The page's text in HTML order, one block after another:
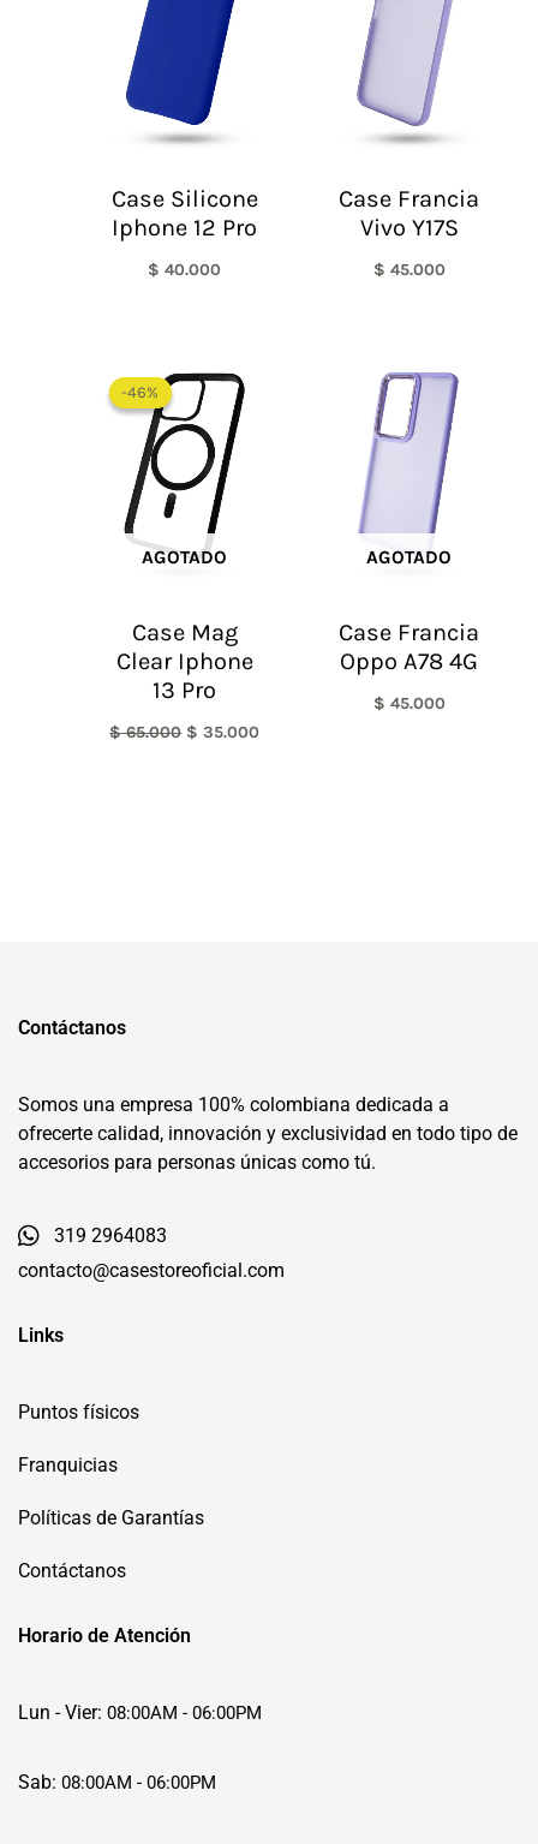
Case Silicone
Iphone 12 Pro
$ 40.000
Case Francia
Vivo Y17S
$ 45.000
-46%
AGOTADO
-46%
Case Mag
Clear Iphone
13 Pro
$65.000
precio
original
era:
$ 65.000.
$ 35.000
AGOTADO
Case Francia
Oppo A78 4G
$ 45.000
Contáctanos
Somos una empresa 100% colombiana dedicada a
ofrecerte calidad, innovación y exclusividad en todo tipo de
accesorios para personas únicas como tú.
319 2964083
contacto@casestoreoficial.com
Links
Puntos físicos
Franquicias
Políticas de Garantías
Contáctanos
Horario de Atención
Lun - Vier: 08:00AM - 06:00PM
Sab: 08:00AM - 06:00PM